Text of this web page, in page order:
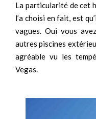
La particularité de cet
l’a choisi en fait, est
vagues. Oui vous
autres piscines
agréable vu les
Vegas.